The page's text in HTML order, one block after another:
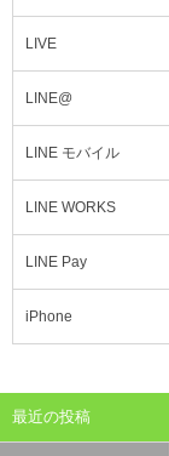
LIVE
LINE@
LINE モバイル
LINE WORKS
LINE Pay
iPhone
最近の投稿